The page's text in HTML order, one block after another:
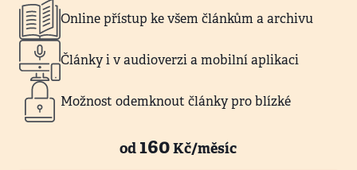
Online přístup ke všem článkům a archivu
Články i v audioverzi a mobilní aplikaci
Možnost odemknout články pro blízké
od160Kč/měsíc